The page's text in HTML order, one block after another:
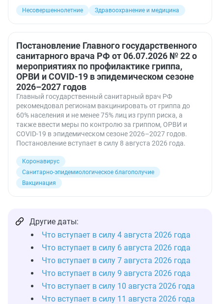
Несовершеннолетние Здравоохранение и медицина
Постановление Главного государственного
санитарного врача РФ от 06.07.2026 № 22 о
мероприятиях по профилактике гриппа,
ОРВИ и COVID-19 в эпидемическом сезоне
2026–2027 годов
Главный государственный санитарный врач РФ
рекомендовал регионам вакцинировать от гриппа до
60% населения и не менее 75% лиц из групп риска, а
также ввести меры по контролю за гриппом, ОРВИ и
COVID-19 в эпидемическом сезоне 2026–2027 годов.
Постановление вступает в силу 8 августа 2026 года.
Коронавирус
Санитарно-эпидемиологическое благополучие
Вакцинация
Другие даты:
Что вступает в силу 4 августа 2026 года
Что вступает в силу 6 августа 2026 года
Что вступает в силу 7 августа 2026 года
Что вступает в силу 9 августа 2026 года
Что вступает в силу 10 августа 2026 года
Что вступает в силу 11 августа 2026 года